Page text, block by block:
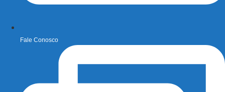
Fale Conosco